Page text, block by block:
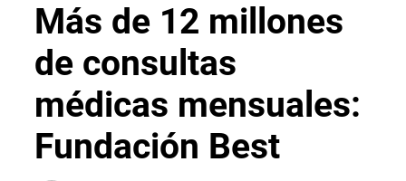
Más de 12 millones
de consultas
médicas mensuales:
Fundación Best